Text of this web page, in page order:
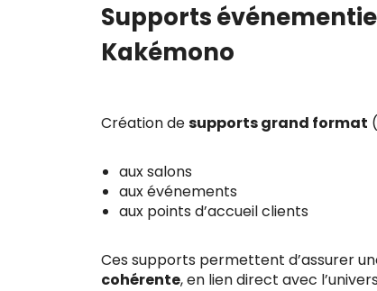
Supports
Kakémono
Création desupports grand format
aux salons
aux événements
aux points d’accueil clients
Ces supports permettent d’assurer
cohérente, en lien direct avec